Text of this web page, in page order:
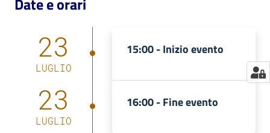
Orari
23
LUGLIO
15:00 -Inizio evento
23
LUGLIO
16:00 -Fine evento